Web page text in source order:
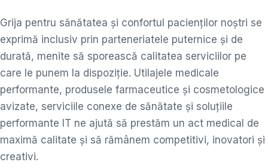
Grija pentru sănătatea și confortul pacienților noștri se
exprimă inclusiv prin parteneriatele puternice și de
durată, menite să sporească calitatea serviciilor pe
care le punem la dispoziție. Utilajele medicale
performante, produsele farmaceutice și cosmetologice
avizate, serviciile conexe de sănătate și soluțiile
performante IT ne ajută să prestăm un act medical de
maximă calitate și să rămânem competitivi, inovatori și
creativi.